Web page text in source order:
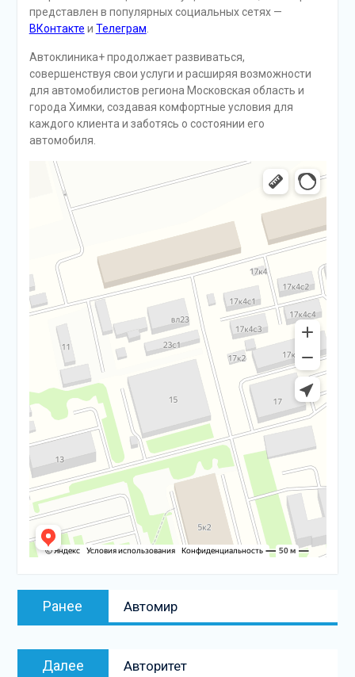
представлен в популярных социальных сетях —
ВКонтакте и Телеграм.
Автоклиника+ продолжает развиваться,
совершенствуя свои услуги и расширяя возможности
для автомобилистов региона Московская область и
города Химки, создавая комфортные условия для
каждого клиента и заботясь о состоянии его
автомобиля.
Навигация
Ранее
Предыдущая
запись:
Автомир
Далее
Следующая
Авторитет